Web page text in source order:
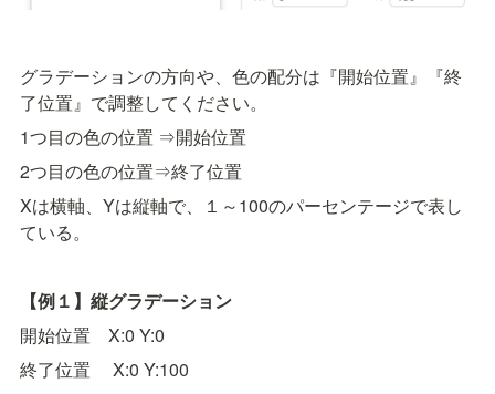
グラデーションの方向や、色の配分は『開始位置』『終
了位置』で調整してください。
1つ目の色の位置 ⇒開始位置
2つ目の色の位置⇒終了位置
Xは横軸、Yは縦軸で、１～100のパーセンテージで表し
ている。
【例１】縦グラデーション
開始位置　X:0 Y:0
終了位置     X:0 Y:100